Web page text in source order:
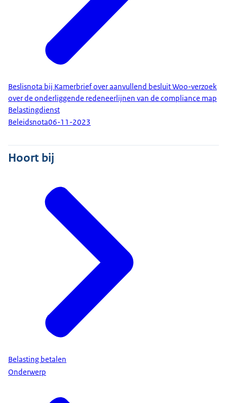
Beslisnota bij Kamerbrief over aanvullend besluit Woo-verzoek
over de onderliggende redeneerlijnen van de compliance map
Belastingdienst
Beleidsnota06-11-2023
Hoort bij
Belasting betalen
Onderwerp